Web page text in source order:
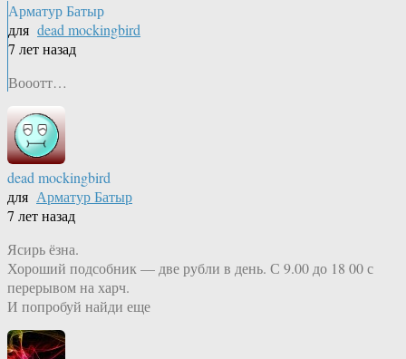
Арматур Батыр
для dead mockingbird
7 лет назад
Вооотт…
dead mockingbird
для Арматур Батыр
7 лет назад
Ясирь ёзна.
Хороший подсобник — две рубли в день. С 9.00 до 18 00 с
перерывом на харч.
И попробуй найди еще